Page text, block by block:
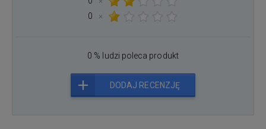
0
×
0 % ludzi poleca produkt
DODAJ RECENZJĘ